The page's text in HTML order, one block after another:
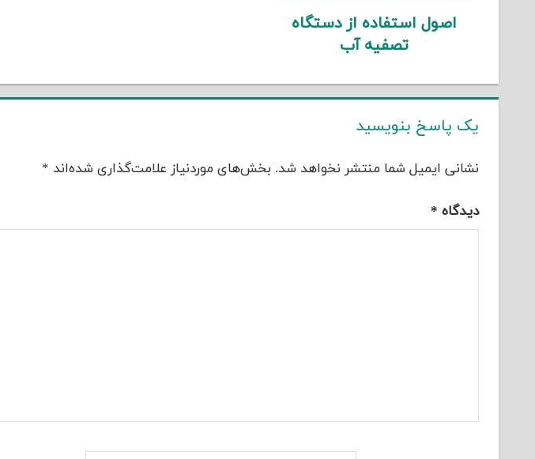
اصول استفاده از دستگاه
تصفیه آب
یک پاسخ بنویسید
نشانی ایمیل شما منتشر نخواهد شد. بخش‌های موردنیاز علامت‌گذاری شده‌اند *
دیدگاه *